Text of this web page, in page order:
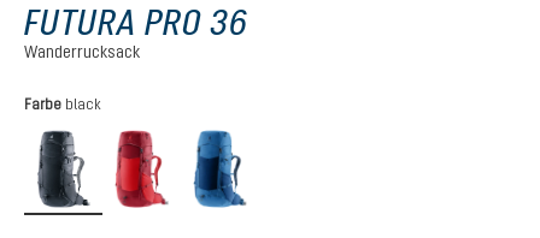
FUTURA PRO 36
Wanderrucksack
Farbeauswählen
black
black cherry-masala